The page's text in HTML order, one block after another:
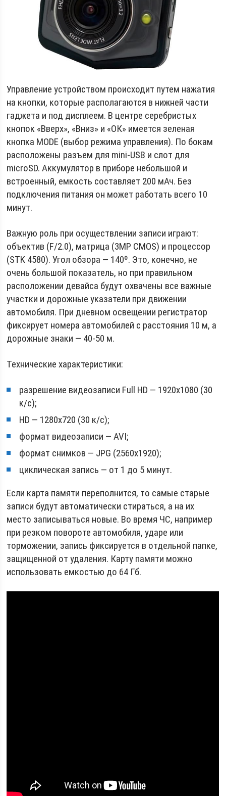
Управление устройством происходит путем нажатия
на кнопки, которые располагаются в нижней части
гаджета и под дисплеем. В центре серебристых
кнопок «Вверх», «Вниз» и «ОК» имеется зеленая
кнопка MODE (выбор режима управления). По бокам
расположены разъем для mini-USB и слот для
microSD. Аккумулятор в приборе небольшой и
встроенный, емкость составляет 200 мАч. Без
подключения питания он может работать всего 10
минут.
Важную роль при осуществлении записи играют:
объектив (F/2.0), матрица (3MP CMOS) и процессор
(STK 4580). Угол обзора — 140º. Это, конечно, не
очень большой показатель, но при правильном
расположении девайса будут охвачены все важные
участки и дорожные указатели при движении
автомобиля. При дневном освещении регистратор
фиксирует номера автомобилей с расстояния 10 м, а
дорожные знаки — 40-50 м.
Технические характеристики:
разрешение видеозаписи Full HD — 1920х1080 (30
к/с);
HD — 1280х720 (30 к/с);
формат видеозаписи — AVI;
формат снимков — JPG (2560х1920);
циклическая запись — от 1 до 5 минут.
Если карта памяти переполнится, то самые старые
записи будут автоматически стираться, а на их
место записываться новые. Во время ЧС, например
при резком повороте автомобиля, ударе или
торможении, запись фиксируется в отдельной папке,
защищенной от удаления. Карту памяти можно
использовать емкостью до 64 Гб.